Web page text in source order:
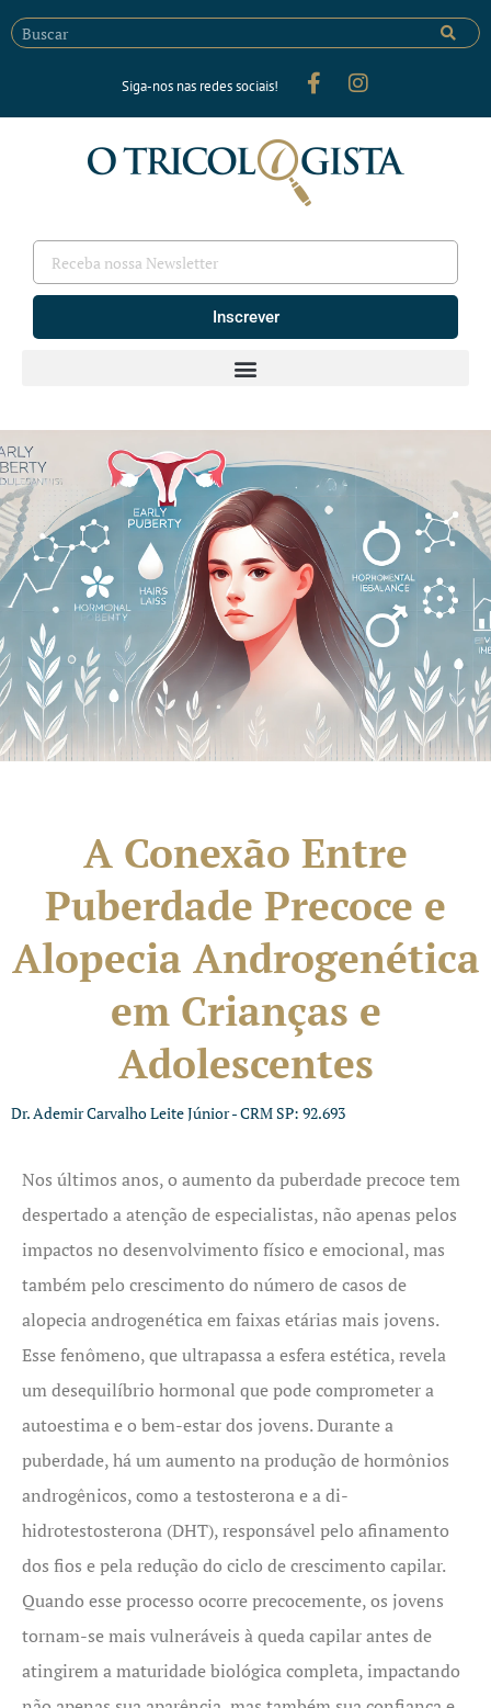
Siga-nos nas redes sociais!
Inscrever
A Conexão Entre
Puberdade Precoce e
Alopecia Androgenética
em Crianças e
Adolescentes
Dr. Ademir Carvalho Leite Júnior - CRM SP: 92.693
Nos últimos anos, o aumento da puberdade precoce tem
despertado a atenção de especialistas, não apenas pelos
impactos no desenvolvimento físico e emocional, mas
também pelo crescimento do número de casos de
alopecia androgenética em faixas etárias mais jovens.
Esse fenômeno, que ultrapassa a esfera estética, revela
um desequilíbrio hormonal que pode comprometer a
autoestima e o bem-estar dos jovens. Durante a
puberdade, há um aumento na produção de hormônios
androgênicos, como a testosterona e a di-
hidrotestosterona (DHT), responsável pelo afinamento
dos fios e pela redução do ciclo de crescimento capilar.
Quando esse processo ocorre precocemente, os jovens
tornam-se mais vulneráveis à queda capilar antes de
atingirem a maturidade biológica completa, impactando